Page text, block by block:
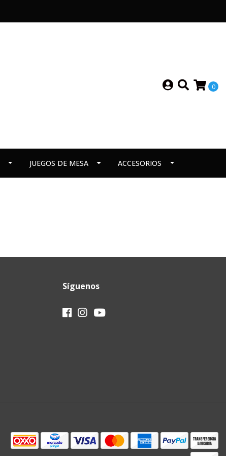
0
JUEGOS DE MESA ACCESORIOS
Síguenos